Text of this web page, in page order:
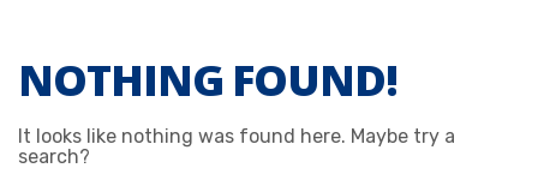
NOTHING FOUND!
It looks like nothing was found here. Maybe try a
search?